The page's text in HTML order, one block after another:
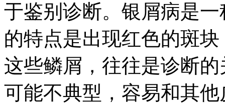
于鉴别诊断。银屑病是
的特点是出现红色的斑
这些鳞屑，往往是诊断
可能不典型，容易和其